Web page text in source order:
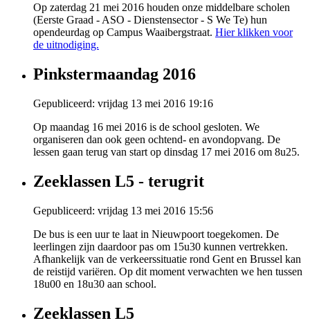
Op zaterdag 21 mei 2016 houden onze middelbare scholen
(Eerste Graad - ASO - Dienstensector - S We Te) hun
opendeurdag op Campus Waaibergstraat. Hier klikken voor
de uitnodiging.
Pinkstermaandag 2016
Gepubliceerd: vrijdag 13 mei 2016 19:16
Op maandag 16 mei 2016 is de school gesloten. We
organiseren dan ook geen ochtend- en avondopvang. De
lessen gaan terug van start op dinsdag 17 mei 2016 om 8u25.
Zeeklassen L5 - terugrit
Gepubliceerd: vrijdag 13 mei 2016 15:56
De bus is een uur te laat in Nieuwpoort toegekomen. De
leerlingen zijn daardoor pas om 15u30 kunnen vertrekken.
Afhankelijk van de verkeerssituatie rond Gent en Brussel kan
de reistijd variëren. Op dit moment verwachten we hen tussen
18u00 en 18u30 aan school.
Zeeklassen L5